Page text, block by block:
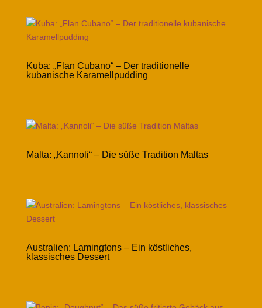
Kuba: „Flan Cubano“ – Der traditionelle
kubanische Karamellpudding
Malta: „Kannoli“ – Die süße Tradition Maltas
Australien: Lamingtons – Ein köstliches,
klassisches Dessert